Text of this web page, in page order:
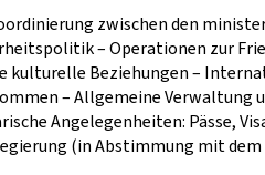
zwischen den
– Operationen zur
kulturelle Beziehungen –
– Allgemeine Verwaltung
Angelegenheiten: Pässe,
(in Abstimmung mit